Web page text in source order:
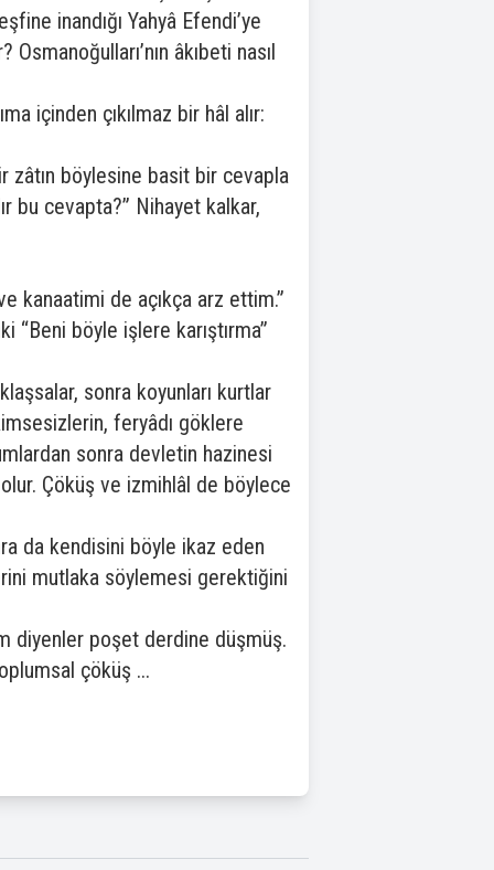
inandığı Yahyâ Efendi’ye
âkıbeti nasıl
içinden çıkılmaz bir hâl alır:
zâtın böylesine basit bir cevapla
bu cevapta?” Nihayet kalkar,
kanaatimi de açıkça arz ettim.”
“Beni böyle işlere karıştırma”
sonra koyunları kurtlar
feryâdı göklere
sonra devletin hazinesi
Çöküş ve izmihlâl de böylece
da kendisini böyle ikaz eden
mutlaka söylemesi gerektiğini
diyenler poşet derdine düşmüş.
çöküş ...